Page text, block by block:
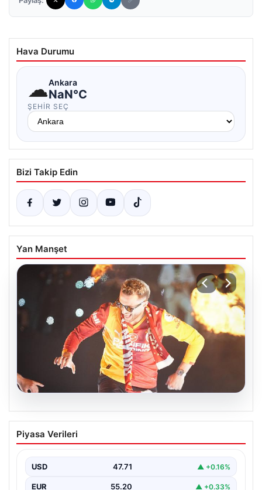
Hava Durumu
☁Ankara
NaN°C
ŞEHIR SEÇ
Bizi Takip Edin
Yan Manşet
06.08.2026
Barış Alper Yılmaz transferinde sürpriz!
Galatasaray’dan 2 kulübe pay
Piyasa Verileri
USD 47.71 ▲ +0.16%
EUR 55.20 ▲ +0.33%